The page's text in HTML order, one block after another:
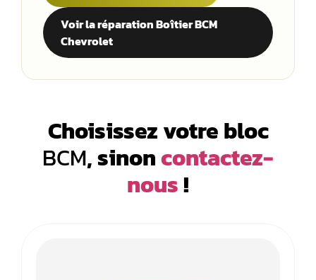
Voir la réparation Boîtier BCM
Chevrolet
Choisissez votre bloc
BCM, sinoncontactez-
nous!